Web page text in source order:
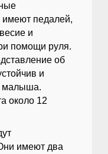
педалей,
и
помощи руля.
об
и
малыша.
около 12
имеют два